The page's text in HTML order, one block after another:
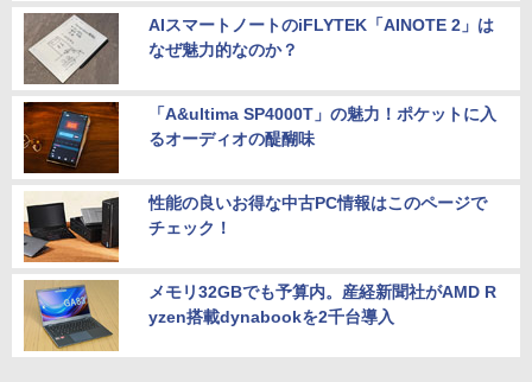
AIスマートノートのiFLYTEK「AINOTE 2」は
なぜ魅力的なのか？
「A&ultima SP4000T」の魅力！ポケットに入
るオーディオの醍醐味
性能の良いお得な中古PC情報はこのページで
チェック！
メモリ32GBでも予算内。産経新聞社がAMD R
yzen搭載dynabookを2千台導入